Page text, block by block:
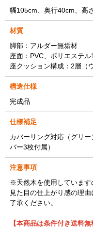
幅105cm、奥行40cm、高
材質
脚部：アルダー無垢材
座面：PVC、ポリエステル
座クッション構成：2層（
構造仕様
完成品
仕様補足
カバーリング対応（グリ
バー3枚付属）
注意事項
※天然木を使用しています
見た目の仕上がり感の理
了承ください。
【本商品は条件付き送料無